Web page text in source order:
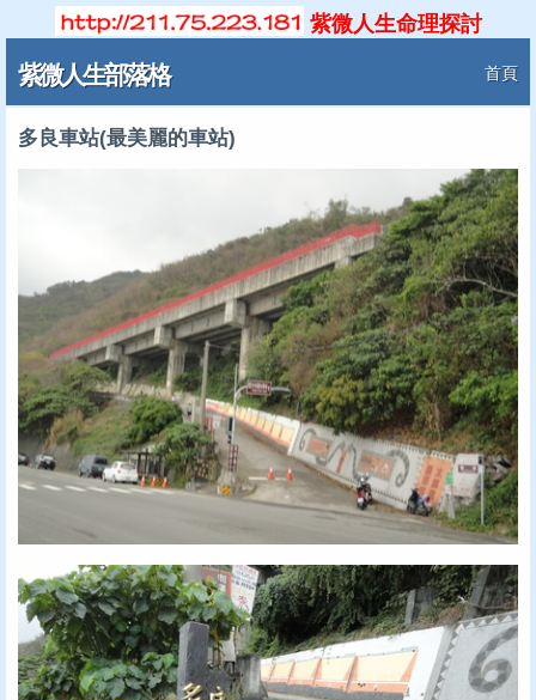
紫微人生命理探討
紫微人生部落格 首頁
多良車站(最美麗的車站)